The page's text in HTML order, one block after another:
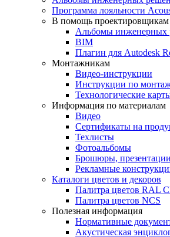
Программа лояльности
В помощь проектировщикам
Альбомы инженерных
BIM
Плагин для Autodesk
Монтажникам
Видео-инструкции
Инструкции по
Технологические
Информация по материалам
Видео
Сертификаты на
Техлисты
Фотоальбомы
Брошюры, презентации
Рекламные
Каталоги цветов и декоров
Палитра цветов RAL
Палитра цветов NCS
Полезная информация
Нормативные
Акустическая